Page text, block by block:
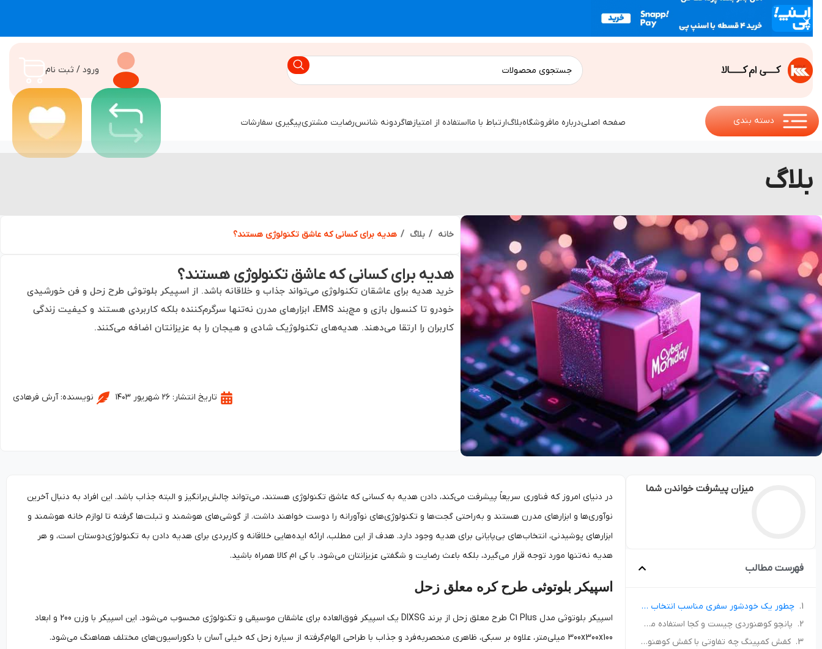
ورود / ثبت نام
دسته بندی صفحه اصلیدرباره مافروشگاهبلاگارتباط با مااستفاده از امتیازهاگردونه شانسرضایت مشتریپیگیری سفارشات
بلاگ
خانه بلاگ هدیه برای کسانی که عاشق تکنولوژی هستند؟
هدیه برای کسانی که عاشق تکنولوژی هستند؟
خرید هدیه برای عاشقان تکنولوژی می‌تواند جذاب و خلاقانه باشد. از اسپیکر بلوتوثی طرح زحل و فن خورشیدی
خودرو تا کنسول بازی و مچ‌بند EMS، ابزارهای مدرن نه‌تنها سرگرم‌کننده بلکه کاربردی هستند و کیفیت زندگی
کاربران را ارتقا می‌دهند. هدیه‌های تکنولوژیک شادی و هیجان را به عزیزانتان اضافه می‌کنند.
تاریخ انتشار: ۲۶ شهریور ۱۴۰۳ نویسنده: آرش فرهادی
میزان پیشرفت خواندن شما
فهرست مطالب
چطور یک خودشور سفری مناسب انتخاب کنیم؟ راهنمای خرید برای کمپ و سفر
پانچو کوهنوردی چیست و کجا استفاده می‌شود؟ راهنمای انتخاب پانچو مناسب
کفش کمپینگ چه تفاوتی با کفش کوهنوردی دارد؟ راهنمای انتخاب کفش مناسب طبیعت‌گردی
در دنیای امروز که فناوری سریعاً پیشرفت می‌کند، دادن هدیه به کسانی که عاشق تکنولوژی هستند، می‌تواند چالش‌برانگیز و البته جذاب باشد. این افراد به دنبال آخرین
نوآوری‌ها و ابزارهای مدرن هستند و به‌راحتی گجت‌ها و تکنولوژی‌های نوآورانه را دوست خواهند داشت. از گوشی‌های هوشمند و تبلت‌ها گرفته تا لوازم خانه هوشمند و
ابزارهای پوشیدنی، انتخاب‌های بی‌پایانی برای هدیه وجود دارد. هدف از این مطلب، ارائه ایده‌هایی خلاقانه و کاربردی برای هدیه دادن به تکنولوژی‌دوستان است، و هر
هدیه نه‌تنها مورد توجه قرار می‌گیرد، بلکه باعث رضایت و شگفتی عزیزانتان می‌شود. با کی ام کالا همراه باشید.
اسپیکر بلوتوثی طرح کره معلق زحل
اسپیکر بلوتوثی مدل C1 Plus طرح معلق زحل از برند DIXSG یک اسپیکر فوق‌العاده برای عاشقان موسیقی و تکنولوژی محسوب می‌شود. این اسپیکر با وزن 200 و ابعاد
300x300x100 میلی‌متر، علاوه بر سبکی، ظاهری منحصربه‌فرد و جذاب با طراحی الهام‌گرفته از سیاره زحل که خیلی آسان با دکوراسیون‌های مختلف هماهنگ می‌شود.